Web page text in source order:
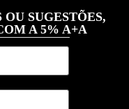
SUGESTÕES,
A 5% A+A